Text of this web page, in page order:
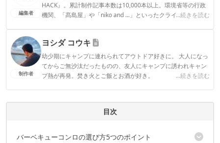
編集者
HACK』。累計制作記事本数は10,000本以上。環境省等の行政
機関、「髙島屋」や「niko and ...」といったクライアントとの
...続きを読む
CAMP HACK編集部のプロフィール
制作者
ヨシダ コウキ
幼少期にキャンプに連れられてアウトドア好きに。 大人になっ
てからご無沙汰だったものの、友人にキャンプに誘われキャン
プ熱が再発。焚き火とご飯とお酒が好き。
...続きを読む
ヨシダ コウキのプロフィール
目次
バーベキューコンロの選び方5つのポイント